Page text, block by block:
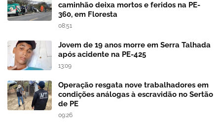
caminhão deixa mortos e feridos na PE-
360, em Floresta
08:51
Jovem de 19 anos morre em Serra Talhada
após acidente na PE-425
13:09
Operação resgata nove trabalhadores em
condições análogas à escravidão no Sertão
de PE
09:26